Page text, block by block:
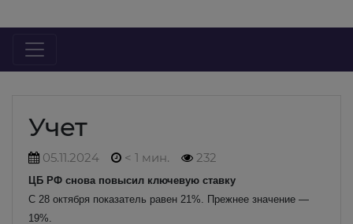
Учет
05.11.2024 < 1 мин. 232
ЦБ РФ снова повысил ключевую ставку
С 28 октября показатель равен 21%. Прежнее значение —
19%.